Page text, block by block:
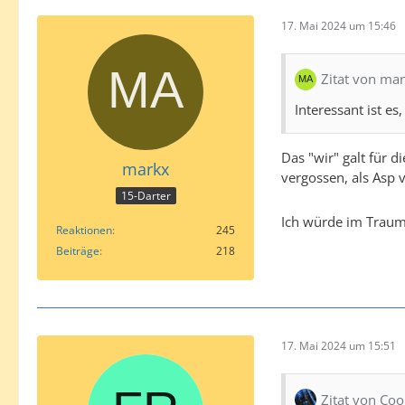
markx
15-Darter
Reaktionen
245
Beiträge
218
17. Mai 2024 um 15:46
Zitat von
Interessant ist
Das "wir" galt für
vergossen, als Asp
Ich würde im
17. Mai 2024 um 15:51
Zitat von